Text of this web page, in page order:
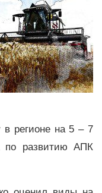
в регионе на 5 – 7
по развитию АПК